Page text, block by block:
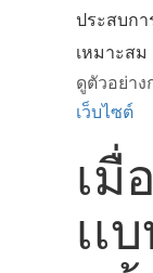
ประสบก
เหมาะสม
ดูตัวอย่าง
เว็บไซต์
เมื่
เเ